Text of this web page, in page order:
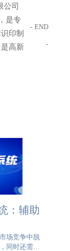
公司
是专
印制
高新
- END
-
：辅助
场竞争中脱
同时还需要